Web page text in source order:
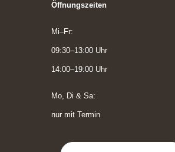
Öffnungszeiten
Mi–Fr:
09:30–13:00 Uhr
14:00–19:00 Uhr
Mo, Di & Sa:
nur mit Termin